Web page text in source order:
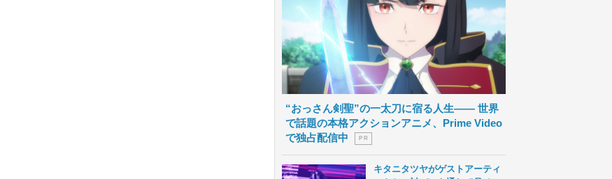
“おっさん剣聖”の一太刀に宿る人生―― 世界
で話題の本格アクションアニメ、Prime Video
で独占配信中
P R
キタニタツヤがゲストアーティ